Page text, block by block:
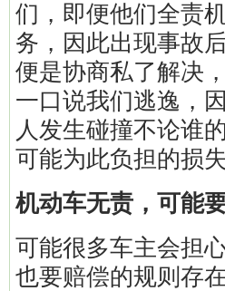
们，即便他们全责
务，因此出现事故
便是协商私了解决
一口说我们逃逸，
人发生碰撞不论谁
可能为此负担的损
机动车无责，可能
可能很多车主会担
也要赔偿的规则存